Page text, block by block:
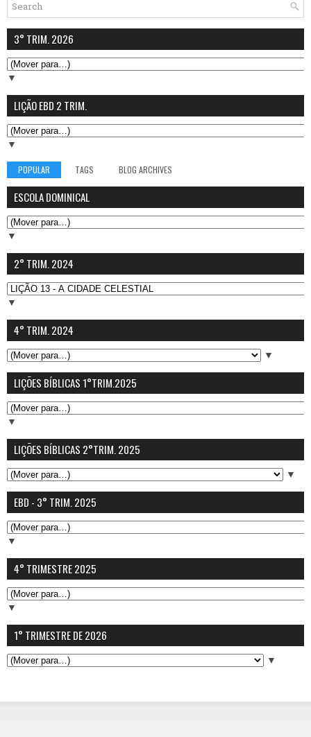
3° TRIM. 2026
▼
LIÇÃO EBD 2 TRIM.
▼
POPULAR TAGS BLOG ARCHIVES
ESCOLA DOMINICAL
▼
2° TRIM. 2024
▼
4° TRIM. 2024
▼
LIÇÕES BÍBLICAS 1°TRIM.2025
▼
LIÇÕES BÍBLICAS 2°TRIM. 2025
▼
EBD - 3° TRIM. 2025
▼
4° TRIMESTRE 2025
▼
1° TRIMESTRE DE 2026
▼